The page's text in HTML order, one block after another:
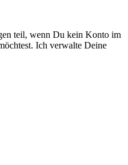
teil, wenn Du kein Konto im
Ich verwalte Deine